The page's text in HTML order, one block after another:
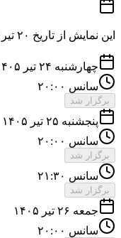
این نمایش از تاریخ ۲۰ تیر ۱۴۰۵
چهارشنبه ۲۴ تیر ۱۴۰۵
سانس ۲۰:۰۰
برگزار شد
پنجشنبه ۲۵ تیر ۱۴۰۵
سانس ۲۰:۰۰
برگزار شد
سانس ۲۱:۳۰
برگزار شد
جمعه ۲۶ تیر ۱۴۰۵
سانس ۲۰:۰۰